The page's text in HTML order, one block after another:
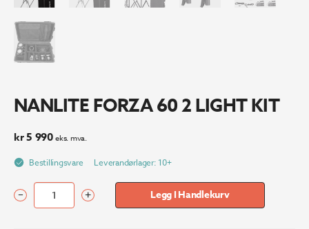
NANLITE FORZA 60 2 LIGHT KIT
kr5 990 eks. mva.
Bestillingsvare Leverandørlager: 10+
NANLITE
– + Legg I Handlekurv